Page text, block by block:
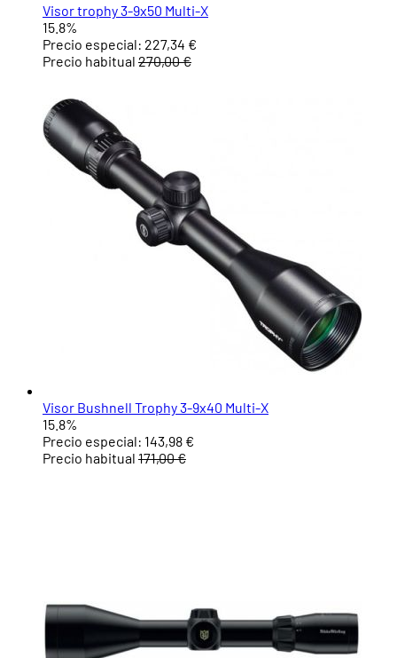
Visor trophy 3-9x50 Multi-X
15.8%
Precio especial: 227,34 €
Precio habitual 270,00 €
Visor Bushnell Trophy 3-9x40 Multi-X
15.8%
Precio especial: 143,98 €
Precio habitual 171,00 €